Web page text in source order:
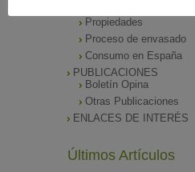
Propiedades
Proceso de envasado
Consumo en España
PUBLICACIONES
Boletín Opina
Otras Publicaciones
ENLACES DE INTERÉS
Últimos Artículos